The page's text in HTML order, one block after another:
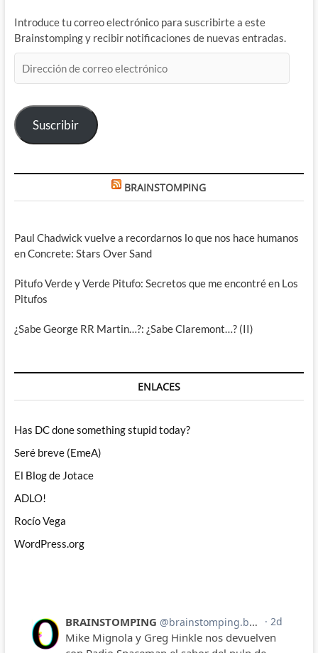
Introduce tu correo electrónico para suscribirte a este
Brainstomping y recibir notificaciones de nuevas entradas.
de
electrónico
Suscribir
BRAINSTOMPING
Paul Chadwick vuelve a recordarnos lo que nos hace humanos
en Concrete: Stars Over Sand
Pitufo Verde y Verde Pitufo: Secretos que me encontré en Los
Pitufos
¿Sabe George RR Martin…?: ¿Sabe Claremont…? (II)
ENLACES
Has DC done something stupid today?
Seré breve (EmeA)
El Blog de Jotace
ADLO!
Rocío Vega
WordPress.org